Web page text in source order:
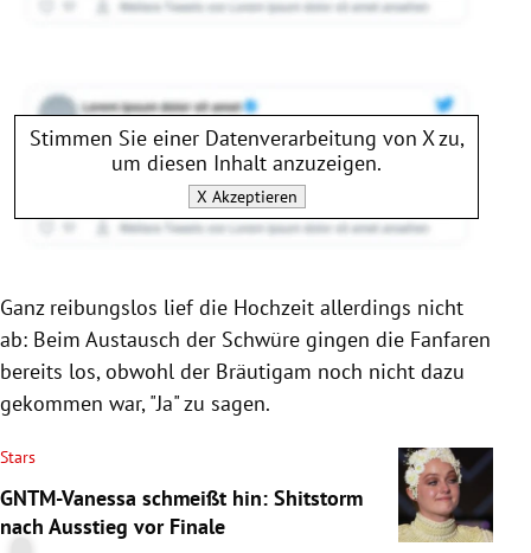
Stimmen Sie einer Datenverarbeitung von Xzu,
um diesen Inhalt anzuzeigen.
X Akzeptieren
Ganz reibungslos lief die Hochzeit allerdings nicht
ab: Beim Austausch der Schwüre gingen die Fanfaren
bereits los, obwohl der Bräutigam noch nicht dazu
gekommen war, "Ja" zu sagen.
Stars
GNTM-Vanessa schmeißt hin: Shitstorm
nach Ausstieg vor Finale